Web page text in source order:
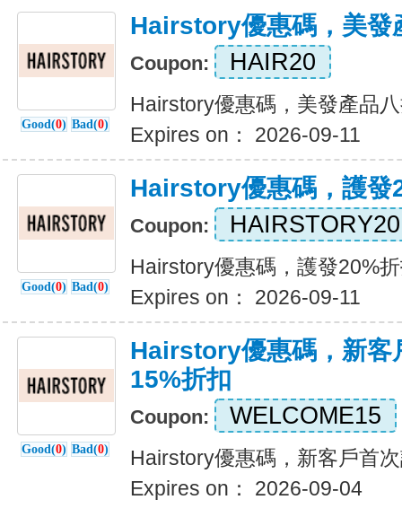
Good(0) Bad(0)
Hairstory優惠碼，美發
Coupon: HAIR20
Hairstory優惠碼，美發產品
Expires on： 2026-09-11
Good(0) Bad(0)
Hairstory優惠碼，護發
Coupon: HAIRSTORY20
Hairstory優惠碼，護發20%
Expires on： 2026-09-11
Good(0) Bad(0)
Hairstory優惠碼，新客
15%折扣
Coupon: WELCOME15
Hairstory優惠碼，新客戶首
Expires on： 2026-09-04